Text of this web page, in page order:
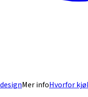
Mer infoHvorfor